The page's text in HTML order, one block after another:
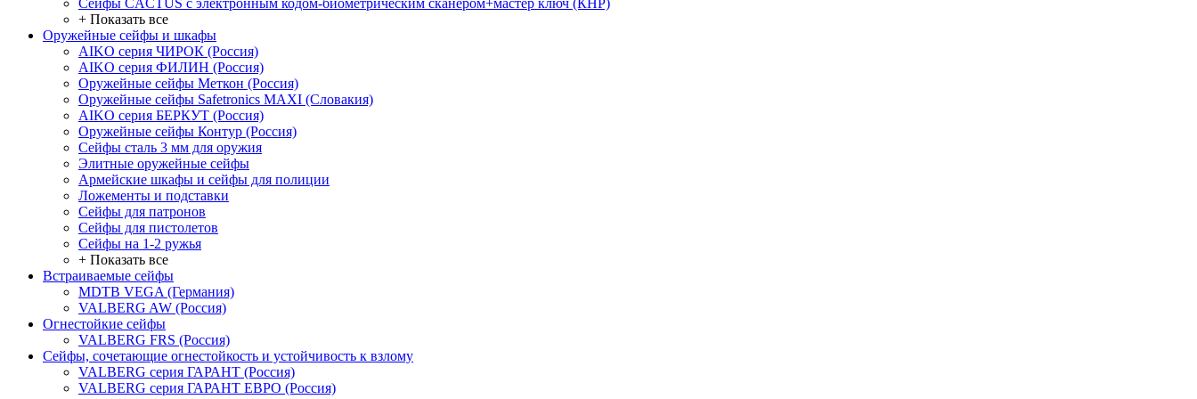
Сейфы CACTUS с электронным кодом-биометрическим сканером+мастер ключ (КНР)
+ Показать все
Оружейные сейфы и шкафы
AIKO серия ЧИРОК (Россия)
AIKO серия ФИЛИН (Россия)
Оружейные сейфы Меткон (Россия)
Оружейные сейфы Safetronics MAXI (Словакия)
AIKO серия БЕРКУТ (Россия)
Оружейные сейфы Контур (Россия)
Сейфы сталь 3 мм для оружия
Элитные оружейные сейфы
Армейские шкафы и сейфы для полиции
Ложементы и подставки
Сейфы для патронов
Сейфы для пистолетов
Сейфы на 1-2 ружья
+ Показать все
Встраиваемые сейфы
MDTB VEGA (Германия)
VALBERG AW (Россия)
Огнестойкие сейфы
VALBERG FRS (Россия)
Сейфы, сочетающие огнестойкость и устойчивость к взлому
VALBERG серия ГАРАНТ (Россия)
VALBERG серия ГАРАНТ ЕВРО (Россия)